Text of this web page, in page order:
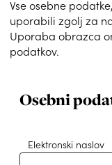
Vse osebne
uporabili zgolj za
Uporaba obrazca
podatkov.
Osebni
Elektronski naslov